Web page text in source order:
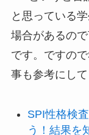
と思っている
場合があるの
です。ですの
事も参考にして
SPI性格検
う！結果を